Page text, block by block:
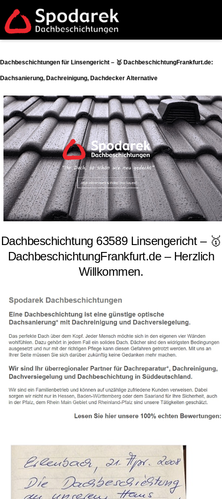
Dachbeschichtungen für Linsengericht – 🥇 DachbeschichtungFrankfurt.de:
Dachsanierung, Dachreinigung, Dachdecker Alternative
Dachbeschichtung 63589 Linsengericht – 🥇
DachbeschichtungFrankfurt.de – Herzlich
Willkommen.